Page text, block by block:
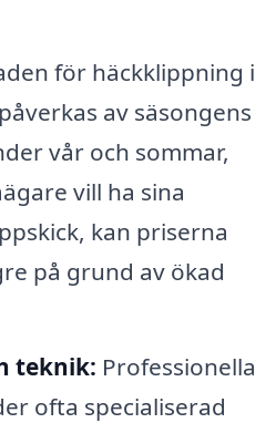
för häckklippning i
av säsongens
vår och sommar,
vill ha sina
kan priserna
på grund av ökad
teknik: Professionella
ofta specialiserad